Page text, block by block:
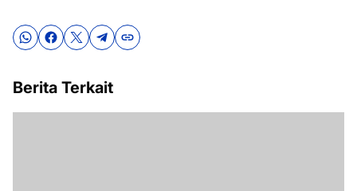
Berita Terkait